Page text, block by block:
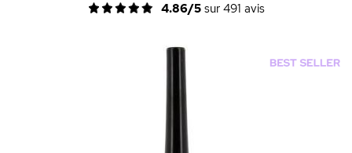
4.86/5sur 491 avis